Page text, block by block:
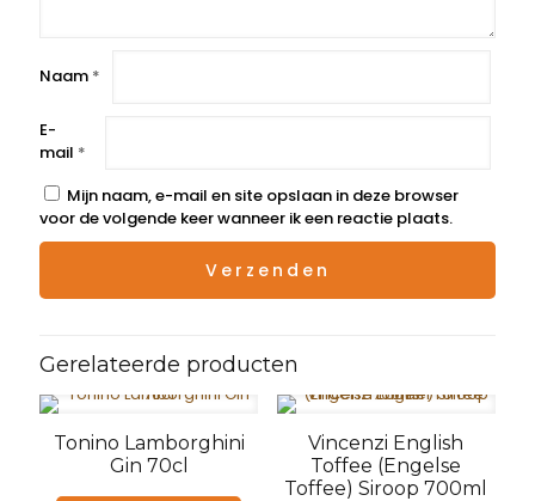
Naam *
E-
mail *
Mijn naam, e-mail en site opslaan in deze browser
voor de volgende keer wanneer ik een reactie plaats.
Gerelateerde producten
Tonino Lamborghini
Gin 70cl
Vincenzi English
Toffee (Engelse
Toffee) Siroop 700ml